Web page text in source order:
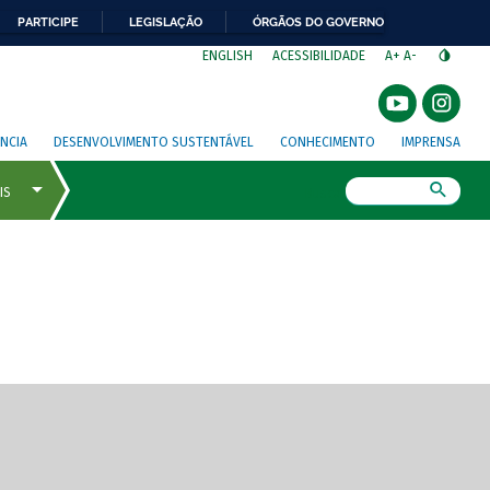
PARTICIPE LEGISLAÇÃO ÓRGÃOS DO GOVERNO
ENGLISH ACESSIBILIDADE A+ A-
DESENVOLVIMENTO SUSTENTÁVEL CONHECIMENTO IMPRENSA
de tela